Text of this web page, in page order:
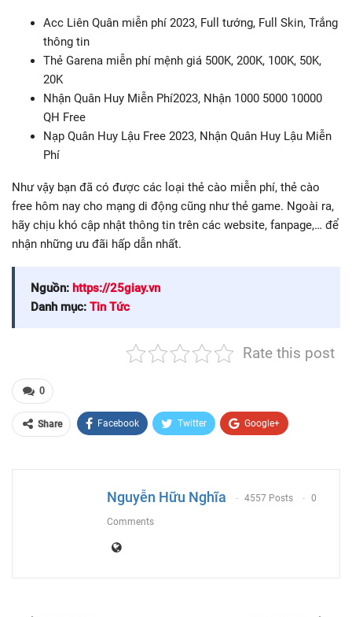
Acc Liên Quân miễn phí 2023, Full tướng, Full Skin, Trắng
thông tin
Thẻ Garena miễn phí mệnh giá 500K, 200K, 100K, 50K,
20K
Nhận Quân Huy Miễn Phí2023, Nhận 1000 5000 10000
QH Free
Nạp Quân Huy Lậu Free 2023, Nhận Quân Huy Lậu Miễn
Phí
Như vậy bạn đã có được các loại thẻ cào miễn phí, thẻ cào
free hôm nay cho mạng di động cũng như thẻ game. Ngoài ra,
hãy chịu khó cập nhật thông tin trên các website, fanpage,… để
nhận những ưu đãi hấp dẫn nhất.
Nguồn: https://25giay.vn
Danh mục: Tin Tức
Rate this post
0
Share Facebook Twitter Google+
Nguyễn Hữu Nghĩa 4557 Posts 0
Comments